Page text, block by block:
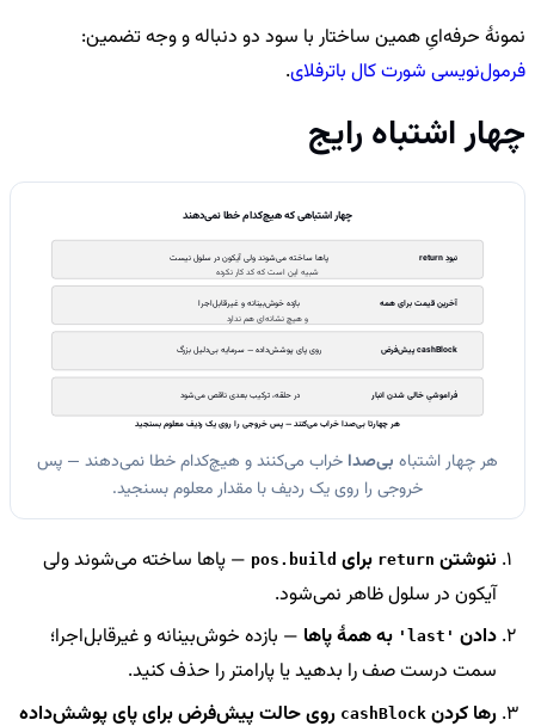
نمونهٔ حرفه‌ایِ همین ساختار با سود دو دنباله و وجه تضمین:
فرمول‌نویسی شورت کال باترفلای.
چهار اشتباه رایج
چهار اشتباهی که هیچ‌کدام خطا نمی‌دهند
نبودِ return پاها ساخته می‌شوند ولی آیکون در سلول نیست
شبیه این است که کد کار نکرده
آخرین قیمت برای همه بازده خوش‌بینانه و غیرقابل‌اجرا
و هیچ نشانه‌ای هم ندارد
cashBlock پیش‌فرض روی پای پوشش‌داده — سرمایه بی‌دلیل بزرگ
فراموشیِ خالی شدن انبار در حلقه، ترکیب بعدی ناقص می‌شود
هر چهارتا بی‌صدا خراب می‌کنند — پس خروجی را روی یک ردیف معلوم بسنجید
هر چهار اشتباه بی‌صدا خراب می‌کنند و هیچ‌کدام خطا نمی‌دهند — پس
خروجی را روی یک ردیف با مقدار معلوم بسنجید.
ننوشتن return برای pos.build — پاها ساخته می‌شوند ولی
آیکون در سلول ظاهر نمی‌شود.
دادن 'last' به همهٔ پاها — بازده خوش‌بینانه و غیرقابل‌اجرا؛
سمت درست صف را بدهید یا پارامتر را حذف کنید.
رها کردن cashBlock روی حالت پیش‌فرض برای پای پوشش‌داده